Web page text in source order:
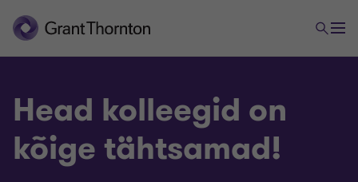
Head kolleegid on
kõige tähtsamad!